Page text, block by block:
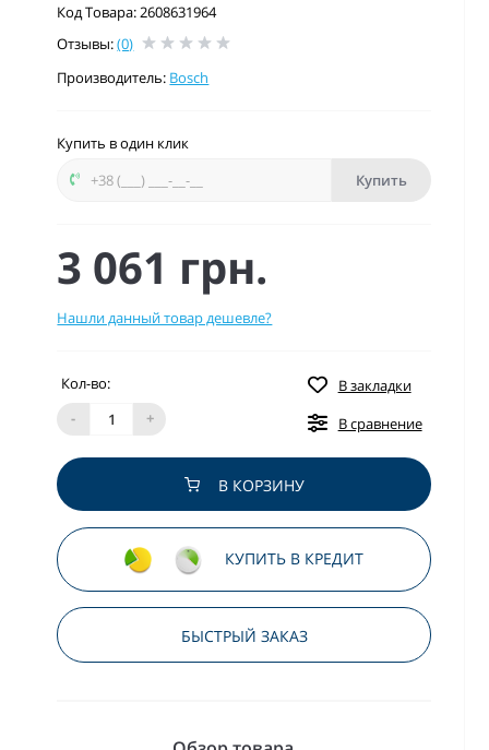
Код Товара: 2608631964
Отзывы:(0)
Производитель: Bosch
Купить в один клик
Купить
3 061 грн.
Нашли данный товар дешевле?
Кол-во:
-
+
В закладки
В сравнение
В КОРЗИНУ
КУПИТЬ В КРЕДИТ
БЫСТРЫЙ ЗАКАЗ